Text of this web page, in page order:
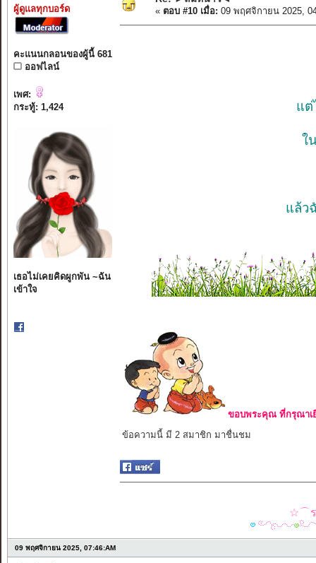
ผู้ดูแลทุกบอร์ด
คะแนนกลอนของผู้นี้ 681
ออฟไลน์
เพศ:
กระทู้: 1,424
เธอไม่เคยคิดผูกพัน ~ฉัน
เข้าใจ
« ตอบ #10 เมื่อ: 09 พฤศจิกายน 2025,
แต่
ใ
แล้ว
ขอบพระคุณ ที่กรุณาเ
ข้อความนี้ มี 2 สมาชิก มาชื่นชม
☆⌒ร
09 พฤศจิกายน 2025, 07:46:AM